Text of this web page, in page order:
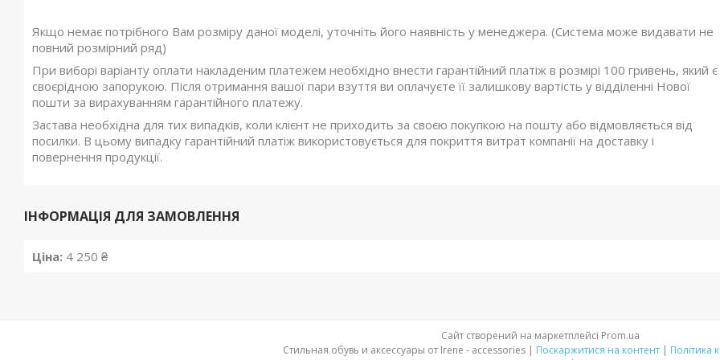
Якщо немає потрібного Вам розміру даної моделі, уточніть його наявність у менеджера. (Система може видавати не
повний розмірний ряд)
При виборі варіанту оплати накладеним платежем необхідно внести гарантійний платіж в розмірі 100 гривень, який є
своєрідною запорукою. Після отримання вашої пари взуття ви оплачуєте її залишкову вартість у відділенні Нової
пошти за вирахуванням гарантійного платежу.
Застава необхідна для тих випадків, коли клієнт не приходить за своєю покупкою на пошту або відмовляється від
посилки. В цьому випадку гарантійний платіж використовується для покриття витрат компанії на доставку і
повернення продукції.
ІНФОРМАЦІЯ ДЛЯ ЗАМОВЛЕННЯ
Ціна: 4 250 ₴
Сайт створений на маркетплейсі Prom.ua
Стильная обувь и аксессуары от Irene - accessories | Поскаржитися на контент | Політика